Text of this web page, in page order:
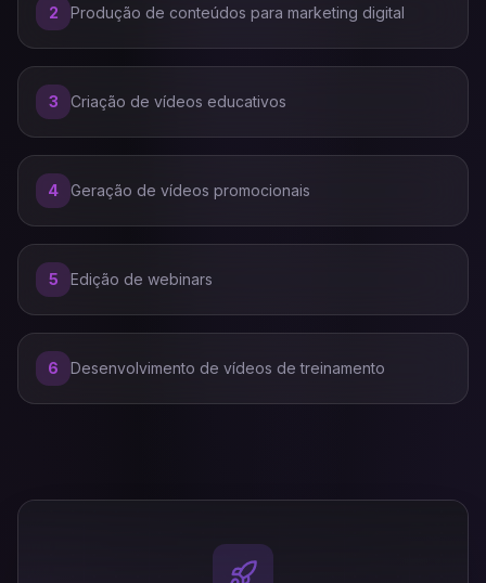
2 Produção de conteúdos para marketing digital
3 Criação de vídeos educativos
4 Geração de vídeos promocionais
5 Edição de webinars
6 Desenvolvimento de vídeos de treinamento